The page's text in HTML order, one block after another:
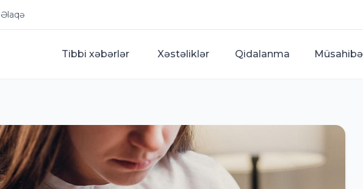
Əlaqə
Tibbi xəbərlər Xəstəliklər Qidalanma Müsahibə